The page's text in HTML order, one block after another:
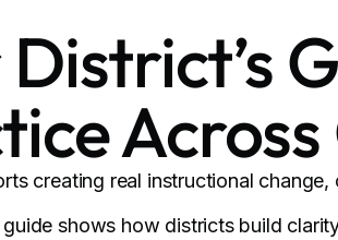
creating real instructional
guide shows how districts build